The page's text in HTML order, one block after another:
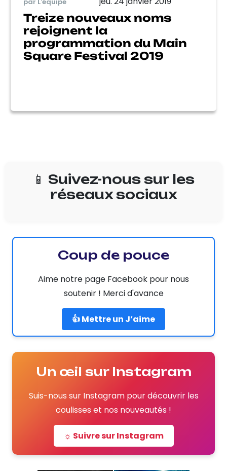
Treize nouveaux noms
rejoignent la
programmation du Main
Square Festival 2019
📱 Suivez-nous sur les
réseaux sociaux
Coup de pouce
Aime notre page Facebook pour nous
soutenir ! Merci d'avance
👍 Mettre un J’aime
Un œil sur Instagram
Suis-nous sur Instagram pour découvrir les
coulisses et nos nouveautés !
☼ Suivre sur Instagram